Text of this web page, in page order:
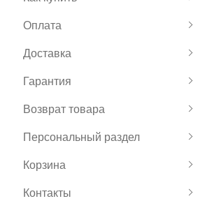
Оплата
Доставка
Гарантия
Возврат товара
Персональный раздел
Корзина
Контакты